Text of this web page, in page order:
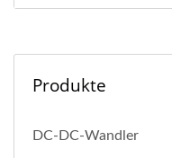
Produkte
DC-DC-Wandler